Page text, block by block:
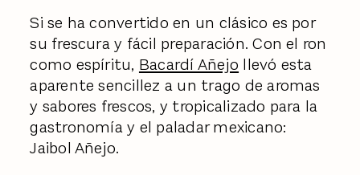
Si se ha convertido en un clásico es por
su frescura y fácil preparación. Con el ron
como espíritu, Bacardí Añejo llevó esta
aparente sencillez a un trago de aromas
y sabores frescos, y tropicalizado para la
gastronomía y el paladar mexicano:
Jaibol Añejo.